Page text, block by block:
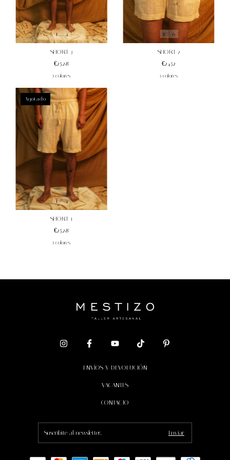
1/4
SHORT 3
€25,28
5 colores
1 6
SHORT 2
€24,52
5 colores
1/4
Agotado
SHORT 1
€25,28
5 colores
ENVÍOS Y DEVOLUCIÓN
VACANTES
CONTACTO